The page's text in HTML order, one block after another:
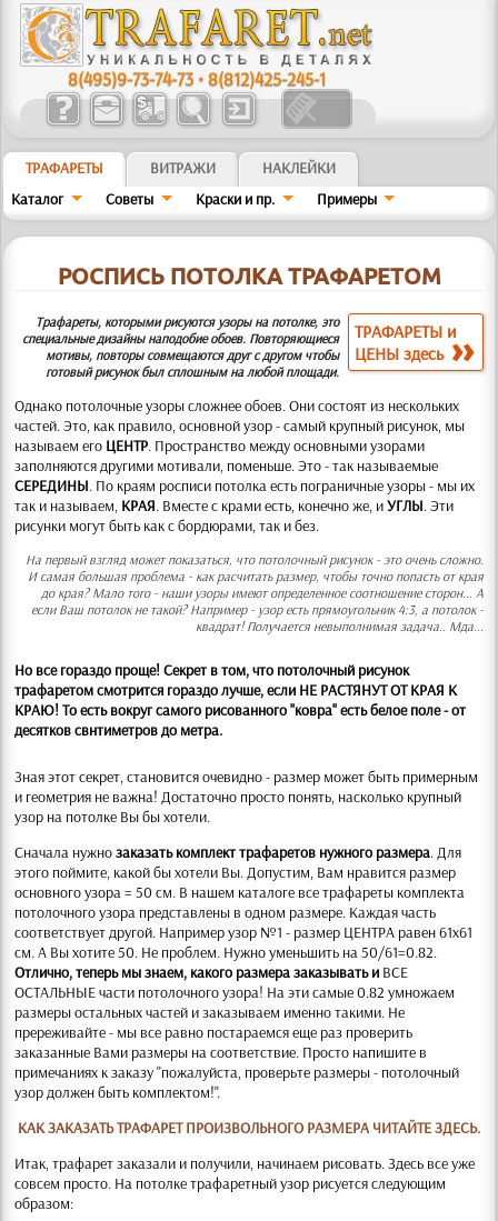
8(495)9-73-74-73 •8(812)425-245-1
ТРАФАРЕТЫ ВИТРАЖИ
НАКЛЕЙКИ
Каталог
Советы Краски и пр. Примеры
РОСПИСЬ ПОТОЛКА ТРАФАРЕТОМ
ТРАФАРЕТЫ и
ЦЕНЫ здесь
Трафареты, которыми рисуются узоры на потолке, это
специальные дизайны наподобие обоев. Повторяющиеся
мотивы, повторы совмещаются друг с другом чтобы
готовый рисунок был сплошным на любой площади.
Однако потолочные узоры сложнее обоев. Они состоят из нескольких
частей. Это, как правило, основной узор - самый крупный рисунок, мы
называем его ЦЕНТР. Пространство между основными узорами
заполняются другими мотивали, поменьше. Это - так называемые
СЕРЕДИНЫ. По краям росписи потолка есть пограничные узоры - мы их
так и называем, КРАЯ. Вместе с крами есть, конечно же, иУГЛЫ. Эти
рисунки могут быть как с бордюрами, так и без.
На первый взгляд может показаться, что потолочный рисунок - это очень сложно.
И самая большая проблема - как расчитать размер, чтобы точно попасть от края
до края? Мало того - наши узоры имеют определенное соотношение сторон... А
если Ваш потолок не такой? Например - узор есть прямоугольник 4:3, а потолок -
квадрат! Получается невыполнимая задача.. Мда...
Но все гораздо проще! Секрет в том, что потолочный рисунок
трафаретом смотрится гораздо лучше, если НЕ РАСТЯНУТ ОТ КРАЯ К
КРАЮ! То есть вокруг самого рисованного "ковра" есть белое поле - от
десятков свнтиметров до метра.
Зная этот секрет, становится очевидно - размер может быть примерным
и геометрия не важна! Достаточно просто понять, насколько крупный
узор на потолке Вы бы хотели.
Сначала нужнозаказать комплект трафаретов нужного размера. Для
этого поймите, какой бы хотели Вы. Допустим, Вам нравится размер
основного узора = 50 см. В нашем каталоге все трафареты комплекта
потолочного узора представлены в одном размере. Каждая часть
соответствует другой. Например узор №1 - размер ЦЕНТРА равен 61х61
см. А Вы хотите 50. Не проблем. Нужно уменьшить на 50/61=0.82.
Отлично, теперь мы знаем, какого размера заказывать и ВСЕ
ОСТАЛЬНЫЕ части потолочного узора! На эти самые 0.82 умножаем
размеры остальных частей и заказываем именно такими. Не
пререживайте - мы все равно постараемся еще раз проверить
заказанные Вами размеры на соответствие. Просто напишите в
примечаниях к заказу "пожалуйста, проверьте размеры - потолочный
узор должен быть комплектом!".
КАК ЗАКАЗАТЬ ТРАФАРЕТ ПРОИЗВОЛЬНОГО РАЗМЕРА ЧИТАЙТЕ ЗДЕСЬ.
Итак, трафарет заказали и получили, начинаем рисовать. Здесь все уже
совсем просто. На потолке трафаретный узор рисуется следующим
образом: